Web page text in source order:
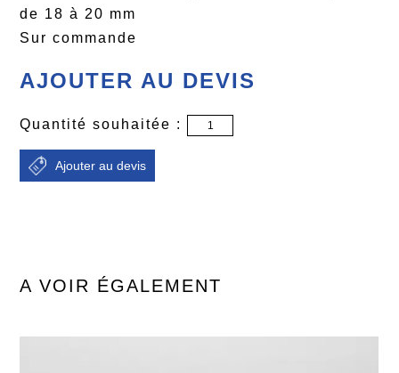
de 18 à 20 mm
Sur commande
AJOUTER AU DEVIS
Quantité souhaitée :
A VOIR ÉGALEMENT